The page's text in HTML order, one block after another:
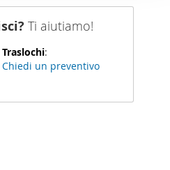
Ti aiutiamo!
Traslochi:
Chiedi un preventivo